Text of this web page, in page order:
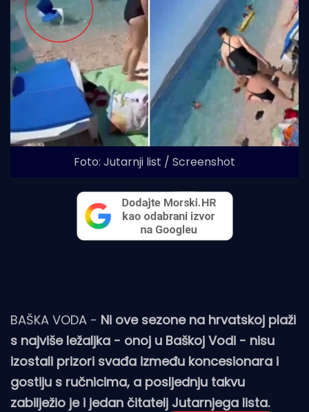
Foto: Jutarnji list / Screenshot
BAŠKA VODA - Ni ove sezone na hrvatskoj plaži
s najviše ležaljka - onoj u Baškoj Vodi - nisu
izostali prizori svađa između koncesionara i
gostiju s ručnicima, a posljednju takvu
zabilježio je i jedan čitatelj Jutarnjega lista.